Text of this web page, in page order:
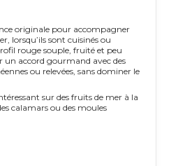
originale pour accompagner
lorsqu’ils sont cuisinés ou
rouge souple, fruité et peu
un accord gourmand avec des
ou relevées, sans dominer le
sur des fruits de mer à la
calamars ou des moules